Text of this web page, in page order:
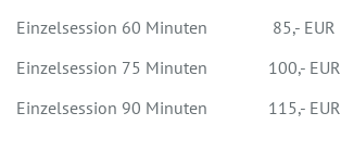
Einzelsession 60 Minuten 85,- EUR
Einzelsession 75 Minuten 100,- EUR
Einzelsession 90 Minuten 115,- EUR